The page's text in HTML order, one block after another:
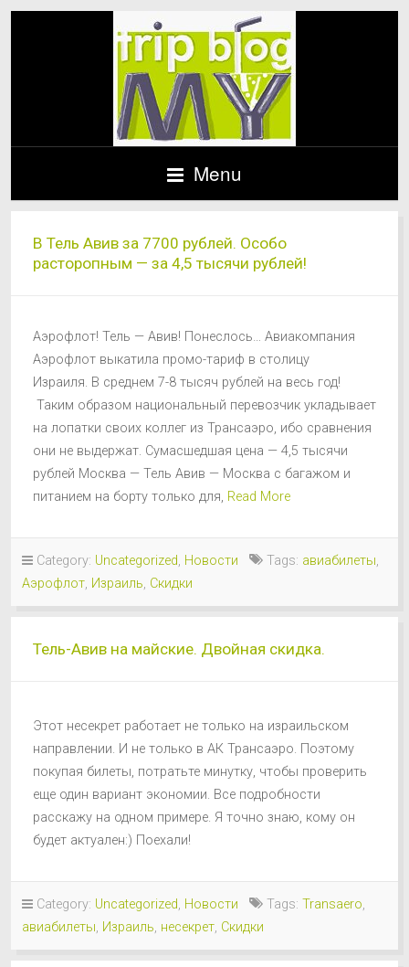
Menu
В Тель Авив за 7700 рублей. Особо
расторопным — за 4,5 тысячи рублей!
Аэрофлот! Тель — Авив! Понеслось… Авиакомпания
Аэрофлот выкатила промо-тариф в столицу
Израиля. В среднем 7-8 тысяч рублей на весь год!
Таким образом национальный перевозчик укладывает
на лопатки своих коллег из Трансаэро, ибо сравнения
они не выдержат. Сумасшедшая цена — 4,5 тысячи
рублей Москва — Тель Авив — Москва с багажом и
питанием на борту только для, Read More
Category: Uncategorized, Новости Tags: авиабилеты,
Аэрофлот, Израиль, Скидки
Тель-Авив на майские. Двойная скидка.
Этот несекрет работает не только на израильском
направлении. И не только в АК Трансаэро. Поэтому
покупая билеты, потратьте минутку, чтобы проверить
еще один вариант экономии. Все подробности
расскажу на одном примере. Я точно знаю, кому он
будет актуален:) Поехали!
Category: Uncategorized, Новости Tags: Transaero,
авиабилеты, Израиль, несекрет, Скидки